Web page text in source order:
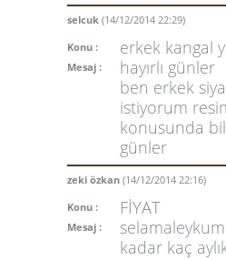
selcuk (14/12/2014 22:29)
Konu :
erkek kangal
Mesaj :
hayırlı günler
ben erkek
istiyorum
konusunda
günler
zeki özkan (14/12/2014 22:16)
Konu :
FİYAT
Mesaj :
kadar kaç